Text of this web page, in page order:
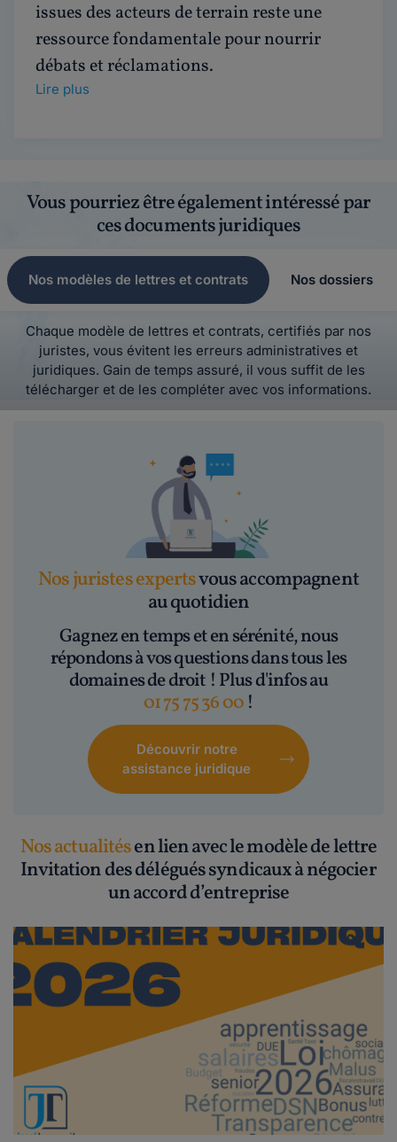
issues des acteurs de terrain reste une
ressource fondamentale pour nourrir
débats et réclamations.
Lire plus
Vous pourriez être également intéressé par
ces documents juridiques
Nos modèles de lettres et contrats Nos dossiers
Chaque modèle de lettres et contrats, certifiés par nos
juristes, vous évitent les erreurs administratives et
juridiques. Gain de temps assuré, il vous suffit de les
télécharger et de les compléter avec vos informations.
Nos juristes expertsvous accompagnent
au quotidien
Gagnez en temps et en sérénité, nous
répondons à vos questions dans tous les
domaines de droit ! Plus d'infos au
01 75 75 36 00 !
Découvrir notre
assistance juridique
Nos actualitésen lien avec le modèle de lettre
Invitation des délégués syndicaux à négocier
un accord d’entreprise